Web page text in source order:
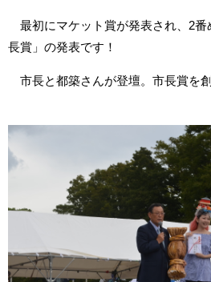
最初にマケット賞が発表され、2番
長賞」の発表です！
市長と都築さんが登壇。市長賞を